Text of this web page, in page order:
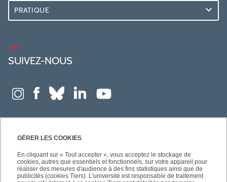
GÉRER LES COOKIES
En cliquant sur « Tout accepter », vous acceptez le stockage de
cookies, autres que essentiels et fonctionnels, sur votre appareil pour
réaliser des mesures d'audience à des fins statistiques ainsi que de
publicités (cookies Tiers). L'université est responsable de traitement
PRATIQUE
SUIVEZ-NOUS